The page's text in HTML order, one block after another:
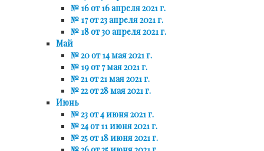
№ 16 от 16 апреля 2021 г.
№ 17 от 23 апреля 2021 г.
№ 18 от 30 апреля 2021 г.
Май
№ 20 от 14 мая 2021 г.
№ 19 от 7 мая 2021 г.
№ 21 от 21 мая 2021 г.
№ 22 от 28 мая 2021 г.
Июнь
№ 23 от 4 июня 2021 г.
№ 24 от 11 июня 2021 г.
№ 25 от 18 июня 2021 г.